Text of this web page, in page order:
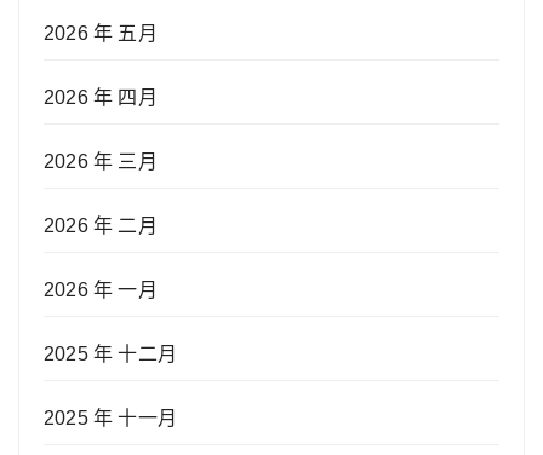
2026 年 五月
2026 年 四月
2026 年 三月
2026 年 二月
2026 年 一月
2025 年 十二月
2025 年 十一月